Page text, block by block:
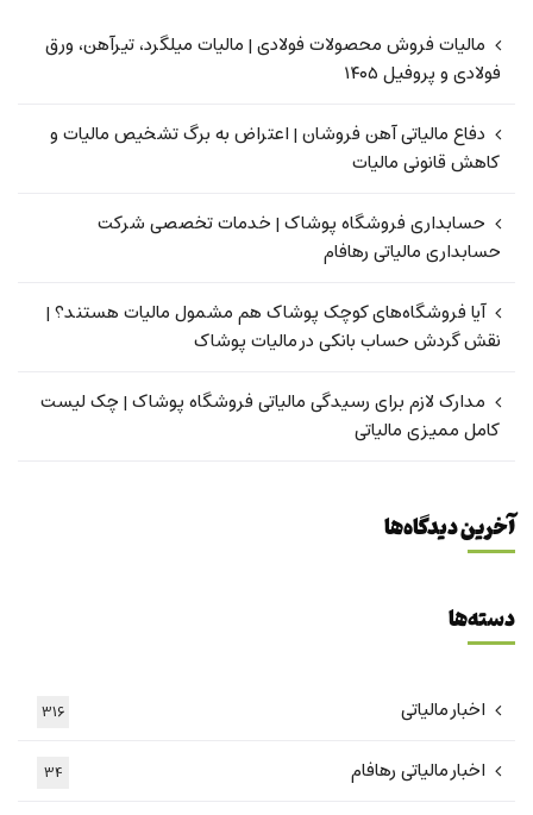
مالیات فروش محصولات فولادی | مالیات میلگرد، تیرآهن، ورق
فولادی و پروفیل ۱۴۰۵
دفاع مالیاتی آهن فروشان | اعتراض به برگ تشخیص مالیات و
کاهش قانونی مالیات
حسابداری فروشگاه پوشاک | خدمات تخصصی شرکت
حسابداری مالیاتی رهافام
آیا فروشگاه‌های کوچک پوشاک هم مشمول مالیات هستند؟ |
نقش گردش حساب بانکی در مالیات پوشاک
مدارک لازم برای رسیدگی مالیاتی فروشگاه پوشاک | چک لیست
کامل ممیزی مالیاتی
آخرین دیدگاه‌ها
دسته‌ها
اخبار مالیاتی 316
اخبار مالیاتی رهافام 34